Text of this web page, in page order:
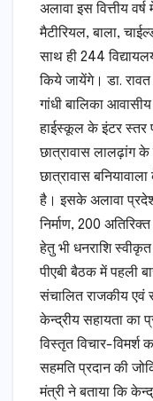
अलावा इस वित्तीय
मैटीरियल, बाला,
साथ ही 244
किये जायेंगे। डा. रावत
गांधी बालिका
हाईस्कूल के इंटर स्तर
छात्रावास लालढ़ांग
छात्रावास
है। इसके अलावा
निर्माण, 200
हेतु भी धनराशि
पीएबी बैठक में पहली
संचालित राजकीय एवं
केन्द्रीय सहायता का
विस्तृत विचार-विमर्श
सहमति प्रदान की
मंत्री ने बताया कि